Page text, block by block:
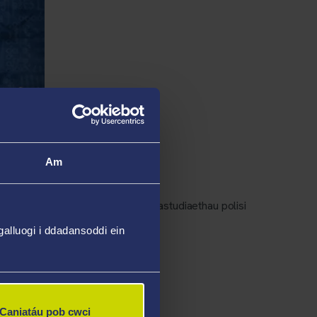
Am
i ddadansoddi ein
Caniatáu pob cwci
wleidyddol, astudiaethau ardal, astudiaethau polisi